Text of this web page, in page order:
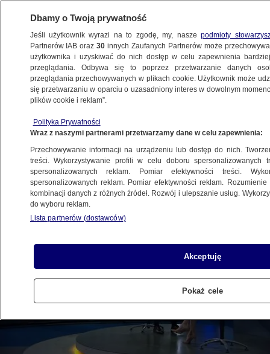
POLSKA
pani rację"
16.07.2024, 20:27
Udostępnij
Dbamy o Twoją prywatność
Jeśli użytkownik wyrazi na to zgodę, my, naszepodmioty
Partnerów IAB oraz30 innych Zaufanych Partnerów może
użytkownika i uzyskiwać do nich dostęp w celu zapewnienia
przeglądania. Odbywa się to poprzez przetwarzanie danych
przeglądania przechowywanych w plikach cookie. Użytkownik może
się przetwarzaniu w oparciu o uzasadniony interes w dowolnym
plików cookie i reklam”.
Polityka Prywatności
Wraz z naszymi partnerami przetwarzamy dane w celu zapewnienia:
Przechowywanie informacji na urządzeniu lub dostęp do nich.
treści. Wykorzystywanie profili w celu doboru spersonalizowanych
spersonalizowanych reklam. Pomiar efektywności treści.
spersonalizowanych reklam. Pomiar efektywności reklam.
kombinacji danych z różnych źródeł. Rozwój i ulepszanie usług.
do wyboru reklam.
Lista partnerów (dostawców)
Akceptuję
Pokaż cele